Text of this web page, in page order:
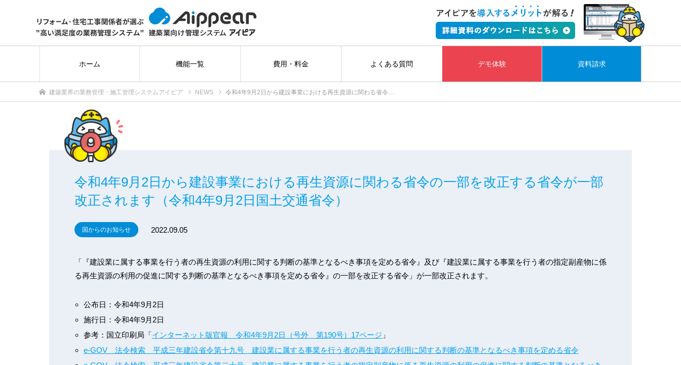
ホーム 機能一覧 費用・料金 よくある質問 デモ体験 資料請求
建築業界の業務管理・施工管理システムアイピア NEWS 令和4年9月2日から建設事業における再生資源に関わる省令…
令和4年9月2日から建設事業における再生資源に関わる省令の一部を改正する省令が一部
改正されます（令和4年9月2日国土交通省令）
国からのお知らせ 2022.09.05
「『建設業に属する事業を行う者の再生資源の利用に関する判断の基準となるべき事項を定める省令』及び『建設業に属する事業を行う者の指定副産物に係
る再生資源の利用の促進に関する判断の基準となるべき事項を定める省令』の一部を改正する省令」が一部改正されます。
公布日：令和4年9月2日
施行日：令和4年9月2日
参考：国立印刷局「インターネット版官報 令和4年9月2日（号外 第190号）17ページ 」
e-GOV 法令検索 平成三年建設省令第十九号 建設業に属する事業を行う者の再生資源の利用に関する判断の基準となるべき事項を定める省令